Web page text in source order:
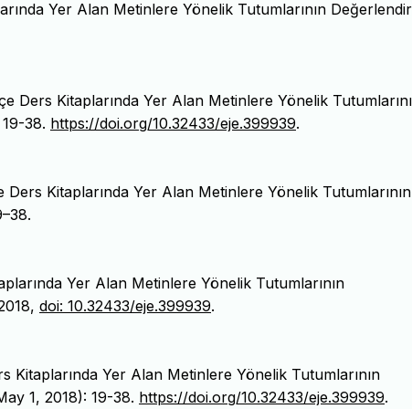
Yer Alan Metinlere Yönelik Tutumlarının
Ders Kitaplarında Yer Alan Metinlere Yönelik
38. https://doi.org/10.32433/eje.399939.
Kitaplarında Yer Alan Metinlere Yönelik Tutumlarının
Yer Alan Metinlere Yönelik Tutumlarının
doi: 10.32433/eje.399939.
Yer Alan Metinlere Yönelik Tutumlarının
1, 2018): 19-38. https://doi.org/10.32433/eje.399939.